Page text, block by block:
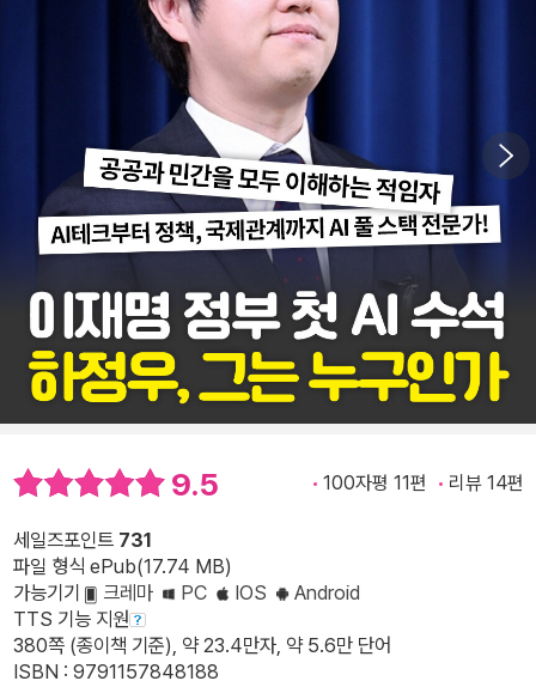
9.5 100자평 11편 리뷰 14편
세일즈포인트 731
파일 형식 ePub(17.74 MB)
가능기기
크레마 PC IOS
Android
TTS 기능 지원
380쪽 (종이책 기준), 약 23.4만자, 약 5.6만 단어
ISBN : 9791157848188